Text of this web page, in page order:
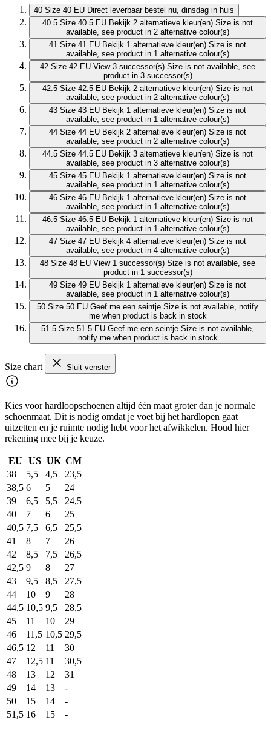
40 Size 40 EU Direct leverbaar bestel nu, dinsdag in huis
40.5 Size 40.5 EU Bekijk 2 alternatieve kleur(en) Size is not
available, see product in 2 alternative colour(s)
41 Size 41 EU Bekijk 1 alternatieve kleur(en) Size is not
available, see product in 1 alternative colour(s)
42 Size 42 EU View 3 successor(s) Size is not available, see
product in 3 successor(s)
42.5 Size 42.5 EU Bekijk 2 alternatieve kleur(en) Size is not
available, see product in 2 alternative colour(s)
43 Size 43 EU Bekijk 1 alternatieve kleur(en) Size is not
available, see product in 1 alternative colour(s)
44 Size 44 EU Bekijk 2 alternatieve kleur(en) Size is not
available, see product in 2 alternative colour(s)
44.5 Size 44.5 EU Bekijk 3 alternatieve kleur(en) Size is not
available, see product in 3 alternative colour(s)
45 Size 45 EU Bekijk 1 alternatieve kleur(en) Size is not
available, see product in 1 alternative colour(s)
46 Size 46 EU Bekijk 1 alternatieve kleur(en) Size is not
available, see product in 1 alternative colour(s)
46.5 Size 46.5 EU Bekijk 1 alternatieve kleur(en) Size is not
available, see product in 1 alternative colour(s)
47 Size 47 EU Bekijk 4 alternatieve kleur(en) Size is not
available, see product in 4 alternative colour(s)
48 Size 48 EU View 1 successor(s) Size is not available, see
product in 1 successor(s)
49 Size 49 EU Bekijk 1 alternatieve kleur(en) Size is not
available, see product in 1 alternative colour(s)
50 Size 50 EU Geef me een seintje Size is not available, notify
me when product is back in stock
51.5 Size 51.5 EU Geef me een seintje Size is not available,
notify me when product is back in stock
Size chart Sluit venster
Kies voor hardloopschoenen altijd één maat groter dan je normale
schoenmaat. Dit is nodig omdat je voet bij het hardlopen gaat
uitzetten en je ruimte nodig hebt voor het afwikkelen. Houd hier
rekening mee bij je keuze.
EU US UK CM
38
5,5 4,5
23,5
38,5 6 5
24
39
6,5 5,5
24,5
40
7 6
25
40,5 7,5 6,5
25,5
41
8 7
26
42
8,5 7,5
26,5
42,5 9 8
27
43
9,5 8,5
27,5
44
10 9
28
44,5 10,5 9,5
28,5
45
11 10
29
46
11,5 10,5 29,5
46,5 12 11
30
47
12,5 11
30,5
48
13 12
31
49
14 13
-
50
15 14
-
51,5 16 15 -